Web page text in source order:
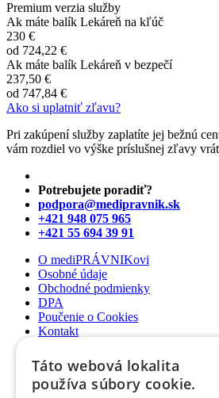
Premium verzia služby
Ak máte balík Lekáreň na kľúč
230 €
od 724,22 €
Ak máte balík Lekáreň v bezpečí
237,50 €
od 747,84 €
Ako si uplatniť zľavu?
Pri zakúpení služby zaplatíte jej bežnú
vám rozdiel vo výške príslušnej zľavy
Potrebujete poradiť?
podpora@medipravnik.sk
+421 948 075 965
+421 55 694 39 91
O mediPRÁVNIKovi
Osobné údaje
Obchodné podmienky
DPA
Poučenie o Cookies
Kontakt
Newsletter
Články
Podcasty
Táto webová lokalita
používa súbory cookie.